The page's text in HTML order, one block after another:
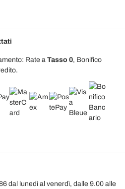
Rate a Tasso 0, Bonifico
dal lunedì al venerdì, dalle 9.00 alle